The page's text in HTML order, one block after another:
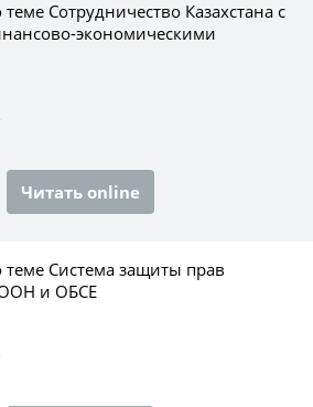
Сотрудничество Казахстана с
экономическими
Читать online
Система защиты прав
ООН и ОБСЕ